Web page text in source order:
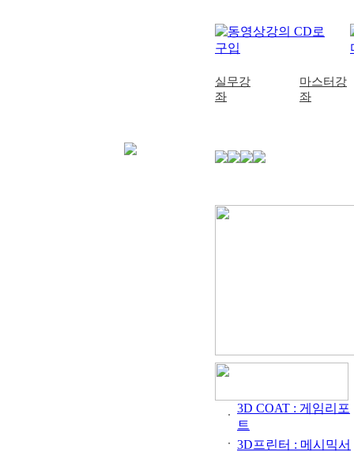
실무강
좌
마스터강
좌
3D COAT : 게임리포
트
3D프린터 : 메시믹서